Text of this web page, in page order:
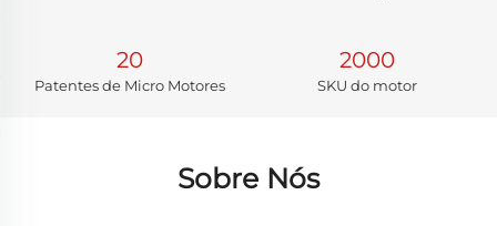
20
Patentes de Micro Motores
2000
SKU do motor
Sobre Nós